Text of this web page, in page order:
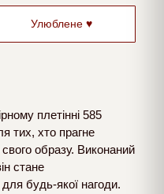
Улюблене ♥
плетінні 585
тих, хто прагне
образу. Виконаний
стане
будь-якої нагоди.